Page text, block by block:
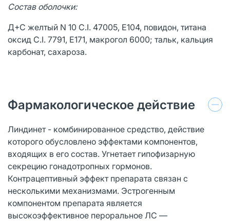
Состав оболочки:
Д+С желтый N 10 С.I. 47005, Е104, повидон, титана
оксид C.I. 7791, Е171, макрогол 6000; тальк, кальция
карбонат, сахароза.
Фармакологическое действие
Линдинет - комбинированное средство, действие
которого обусловлено эффектами компонентов,
входящих в его состав. Угнетает гипофизарную
секрецию гонадотропных гормонов.
Контрацептивный эффект препарата связан с
несколькими механизмами. Эстрогенным
компонентом препарата является
высокоэффективное пероральное ЛС —